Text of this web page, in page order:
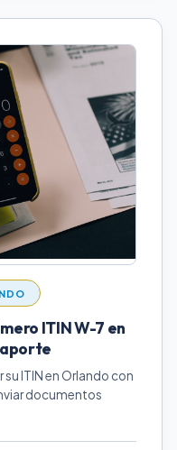
ITIN W-7 en
ITIN en Orlando con
documentos